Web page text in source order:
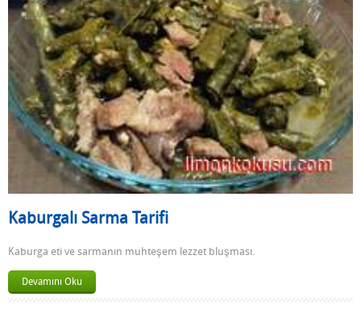
Kaburgalı Sarma Tarifi
Kaburga eti ve sarmanın muhteşem lezzet bluşması.
Devamını Oku